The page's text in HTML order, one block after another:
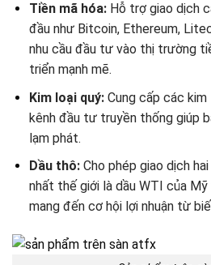
Tiền mã hóa:Hỗ trợ giao dịch
đầu như Bitcoin, Ethereum,
nhu cầu đầu tư vào thị trường
triển mạnh mẽ.
Kim loại quý:Cung cấp các kim
kênh đầu tư truyền thống giúp
lạm phát.
Dầu thô:Cho phép giao dịch
nhất thế giới là dầu WTI của Mỹ
mang đến cơ hội lợi nhuận từ